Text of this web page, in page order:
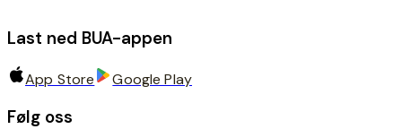
Last ned BUA-appen
App Store Google Play
Følg oss